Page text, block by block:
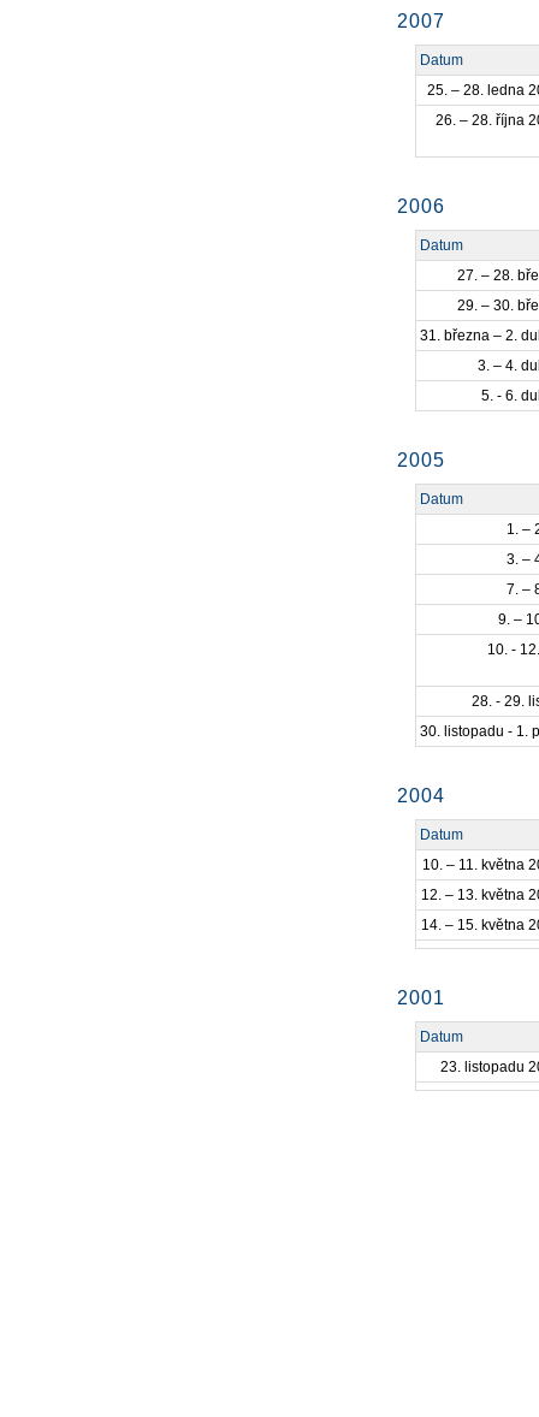
2007
Datum
25. – 28. ledna
26. – 28. října
2006
Datum
27. – 28.
29. – 30.
31. března – 2.
3. – 4.
5. - 6.
2005
Datum
1. –
3. –
7. –
9. –
10. -
28. - 29.
30. listopadu - 1.
2004
Datum
10. – 11. května
12. – 13. května
14. – 15. května
2001
Datum
23. listopadu